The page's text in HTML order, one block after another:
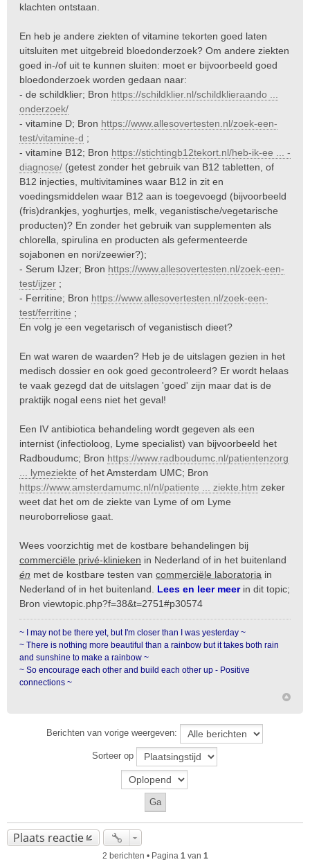
t
klachten ontstaan.
En heb je andere ziekten of vitamine tekorten goed laten
uitsluiten met uitgebreid bloedonderzoek? Om andere ziekten
goed in-/of uit te kunnen sluiten: moet er bijvoorbeeld goed
bloedonderzoek worden gedaan naar:
- de schildklier; Bron https://schildklier.nl/schildklieraando ...
onderzoek/
- vitamine D; Bron https://www.allesovertesten.nl/zoek-een-
test/vitamine-d ;
- vitamine B12; Bron https://stichtingb12tekort.nl/heb-ik-ee ... -
diagnose/ (getest zonder het gebruik van B12 tabletten, of
B12 injecties, multivitamines waar B12 in zit en
voedingsmiddelen waar B12 aan is toegevoegd (bijvoorbeeld
(fris)drankjes, yoghurtjes, melk, veganistische/vegetarische
producten)? En zonder het gebruik van supplementen als
chlorella, spirulina en producten als gefermenteerde
sojabonen en nori/zeewier?);
- Serum IJzer; Bron https://www.allesovertesten.nl/zoek-een-
test/ijzer ;
- Ferritine; Bron https://www.allesovertesten.nl/zoek-een-
test/ferritine ;
En volg je een vegetarisch of veganistisch dieet?
En wat waren de waarden? Heb je de uitslagen gezien in het
medisch dossier en ook goed gecontroleerd? Er wordt helaas
te vaak gezegd dat de uitslagen 'goed' zijn maar dat is de
praktijk nogal eens niet het geval!
Een IV antibiotica behandeling wordt gegeven als een
internist (infectioloog, Lyme specialist) van bijvoorbeeld het
Radboudumc; Bron https://www.radboudumc.nl/patientenzorg
... lymeziekte of het Amsterdam UMC; Bron
https://www.amsterdamumc.nl/nl/patiente ... ziekte.htm zeker
weet dat het om de ziekte van Lyme of om Lyme
neuroborreliose gaat.
Wees voorzichtig met de kostbare behandelingen bij
commerciële privé-klinieken in Nederland of in het buitenland
én met de kostbare testen van commerciële laboratoria in
Nederland of in het buitenland. Lees en leer meerin dit topic;
Bron viewtopic.php?f=38&t=2751#p30574
~ I may not be there yet, but I'm closer than I was yesterday ~
~ There is nothing more beautiful than a rainbow but it takes both rain
and sunshine to make a rainbow ~
~ So encourage each other and build each other up - Positive
connections ~
Berichten van vorige weergeven:
Sorteer op
Plaats reactie
2 berichten • Pagina 1van 1